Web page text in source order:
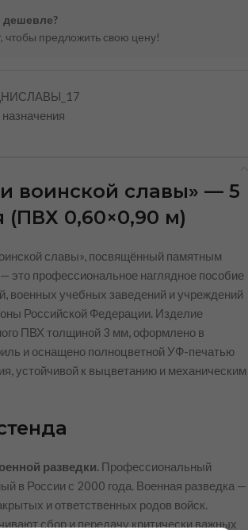
дешевле?
, чтобы предложить свою цену!
воинской славы» — 5
(ПВХ 0,60×0,90 м)
славы», посвящённый памятным
это профессиональное наглядное пособие
военных учебных заведений и учреждений
Российской Федерации. Изделие
ПВХ толщиной 3 мм, оформлено в
и оснащено полноцветной УФ-печатью
устойчивой к выцветанию и механическим
разведки. Профессиональный
в России с 2000 года. Военная разведка —
и ответственных родов войск.
сбор и передачу критически важных